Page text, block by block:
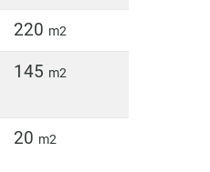
220 m2
145 m2
20 m2